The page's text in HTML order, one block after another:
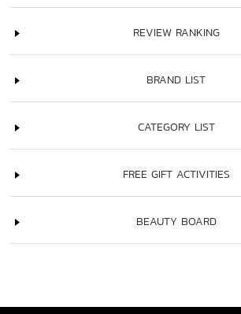
REVIEW RANKING
BRAND LIST
CATEGORY LIST
FREE GIFT ACTIVITIES
BEAUTY BOARD